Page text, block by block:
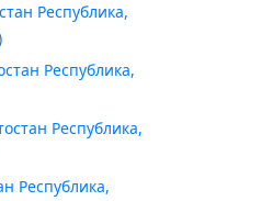
Республика,
Республика,
Республика,
Республика,